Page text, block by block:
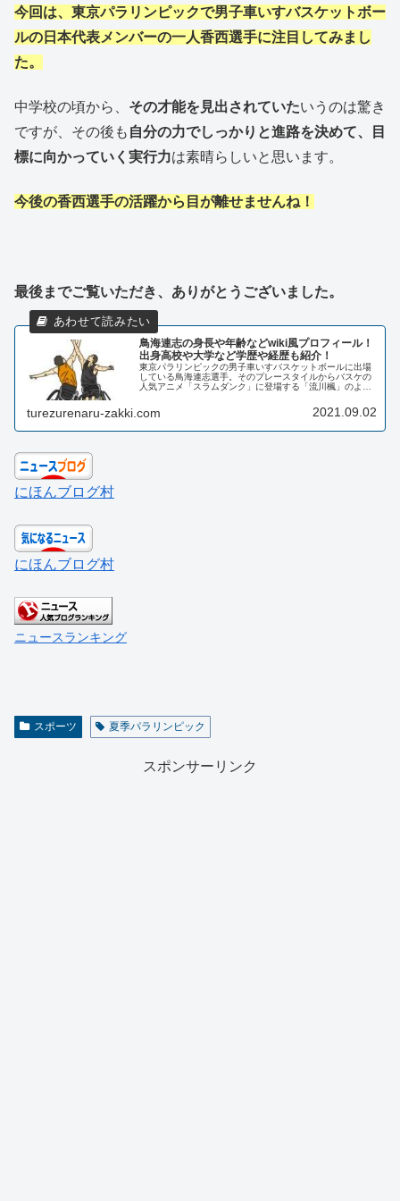
今回は、東京パラリンピックで男子車いすバスケットボー
ルの日本代表メンバーの一人香西選手に注目してみまし
た。
中学校の頃から、 その才能を見出されていたいうのは驚き
ですが、その後も 自分の力でしっかりと進路を決めて、目
標に向かっていく実行力は素晴らしいと思います。
今後の香西選手の活躍から目が離せませんね！
最後までご覧いただき、ありがとうございました。
鳥海連志の身長や年齢などwiki風プロフィール！
出身高校や大学など学歴や経歴も紹介！
東京パラリンピックの男子車いすバスケットボールに出場
している鳥海連志選手。そのプレースタイルからバスケの
人気アニメ「スラムダンク」に登場する「流川楓」のよう
turezurenaru-zakki.com 2021.09.02
にほんブログ村
にほんブログ村
ニュースランキング
スポーツ 夏季パラリンピック
スポンサーリンク